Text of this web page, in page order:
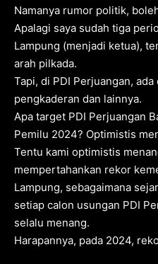
Namanya rumor politik,
Apalagi saya sudah tiga
Lampung (menjadi ketua),
arah pilkada.
Tapi, di PDI Perjuangan,
pengkaderan dan lainnya.
Apa target PDI Perjuangan
Pemilu 2024? Optimistis
Tentu kami optimistis
mempertahankan rekor
Lampung, sebagaimana
setiap calon usungan PDI
selalu menang.
Harapannya, pada 2024,